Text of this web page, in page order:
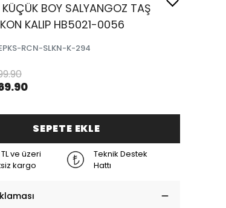
KÜÇÜK BOY SALYANGOZ TAŞ
KALIP HB5021-0056
RCN-SLKN-K-294
SEPETE EKLE
ve üzeri
kargo
Teknik Destek
Hattı